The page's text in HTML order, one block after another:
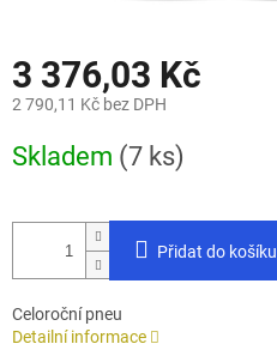
3 376,03 Kč
2 790,11 Kč bez DPH
cena:
Skladem (7 ks)
Přidat do košíku
Celoroční pneu
Detailní informace